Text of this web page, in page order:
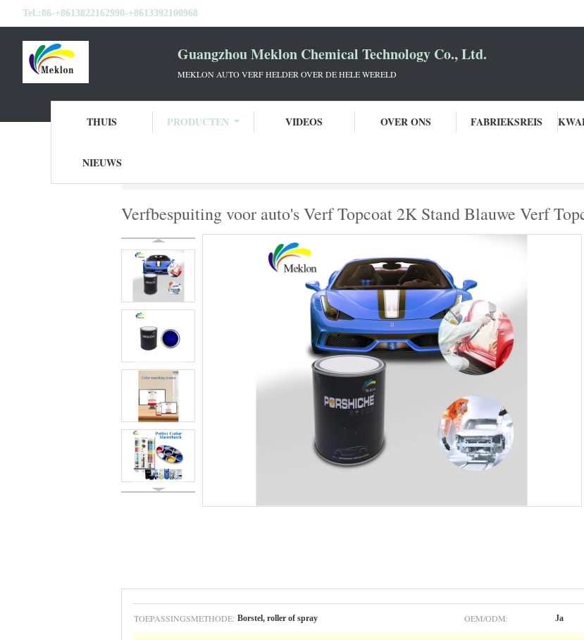
Tel.:86-+8613822162990-+8613392100968
Guangzhou Meklon Chemical Technology Co., Ltd.
MEKLON AUTO VERF HELDER OVER DE HELE WERELD
THUIS PRODUCTEN VIDEOS OVER ONS FABRIEKSREIS
NIEUWS
Verfbespuiting voor auto's Verf Topcoat 2K Stand Blauwe Verf
TOEPASSINGSMETHODE: Borstel, roller of spray OEM/ODM: Ja